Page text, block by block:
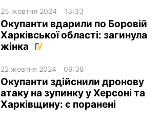
25 жовтня 2024 13:33
Окупанти вдарили по Боровій
Харківської області: загинула
жінка
22 жовтня 2024 09:38
Окупанти здійснили дронову
атаку на зупинку у Херсоні та
Харківщину: є поранені